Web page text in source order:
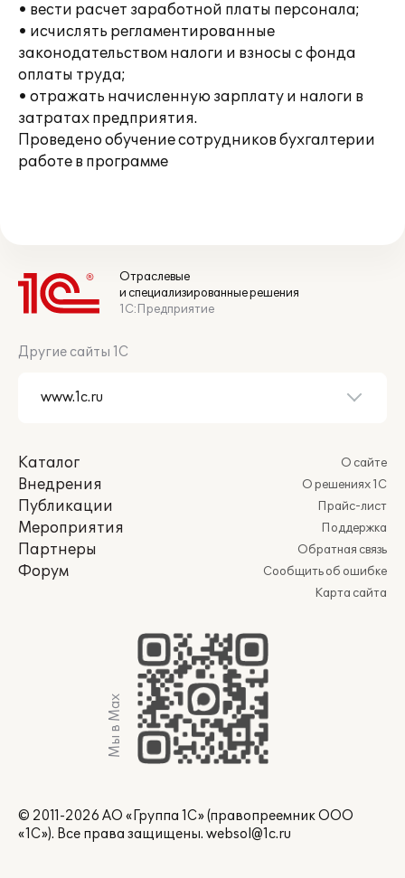
• вести расчет заработной платы персонала;
• исчислять регламентированные
законодательством налоги и взносы с фонда
оплаты труда;
• отражать начисленную зарплату и налоги в
затратах предприятия.
Проведено обучение сотрудников бухгалтерии
работе в программе
Отраслевые
и специализированные решения
1С:Предприятие
Другие сайты 1С
Каталог
Внедрения
Публикации
Мероприятия
Партнеры
Форум
О сайте
О решениях 1С
Прайс-лист
Поддержка
Обратная связь
Сообщить об ошибке
Карта сайта
Мы в Max
© 2011-2026 АО «Группа 1С» (правопреемник ООО
«1С»). Все права защищены. websol@1c.ru